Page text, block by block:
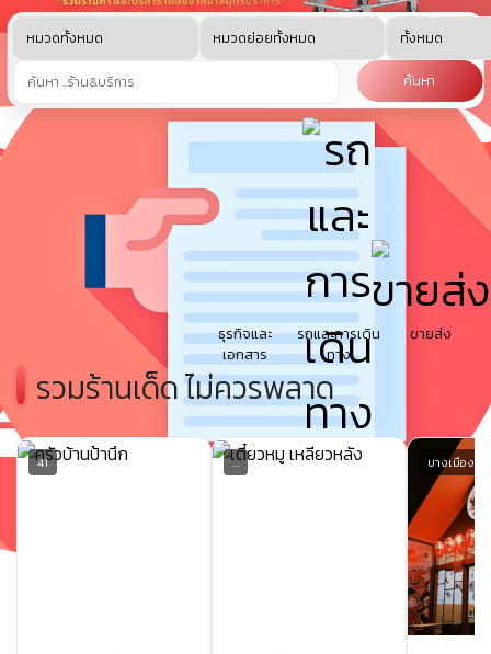
ค้นหา
อาหาร/เครื่อง
กีฬาและ
สุขภาพ
ความสวย
ความงาม
บ้านและสวน
เด็กและการ
ศึกษา
ธุรกิจและ
เอกสาร
รถและการเดิน
ทาง
ขายส่ง
รวมร้านเด็ดไม่ควรพลาด
41 ... บางเมือง